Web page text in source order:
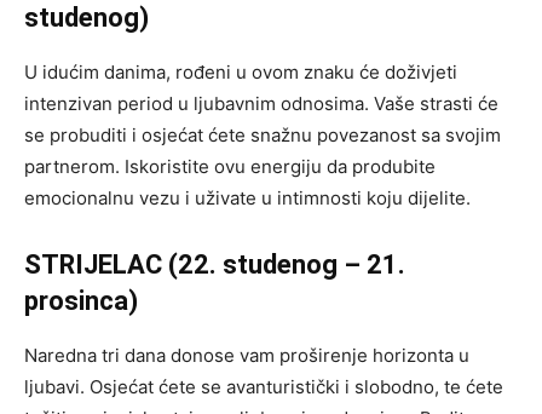
studenog)
U idućim danima, rođeni u ovom znaku će doživjeti
intenzivan period u ljubavnim odnosima. Vaše strasti će
se probuditi i osjećat ćete snažnu povezanost sa svojim
partnerom. Iskoristite ovu energiju da produbite
emocionalnu vezu i uživate u intimnosti koju dijelite.
STRIJELAC (22. studenog – 21.
prosinca)
Naredna tri dana donose vam proširenje horizonta u
ljubavi. Osjećat ćete se avanturistički i slobodno, te ćete